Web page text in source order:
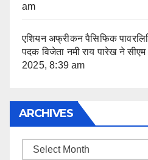
am
एशियन अफ्रीकन पैसिफिक
पदक विजेता नमी राय पारेख ने
2025, 8:39 am
ARCHIVES
Archives